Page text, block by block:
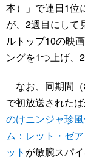
本）」で連日1位
が、2週目にして
ルトップ10の映
ングを1つ上げ、
なお、同期間
で初放送された
のけニンジャ珍
ム：レット・ゼ
ット が敏腕スパ